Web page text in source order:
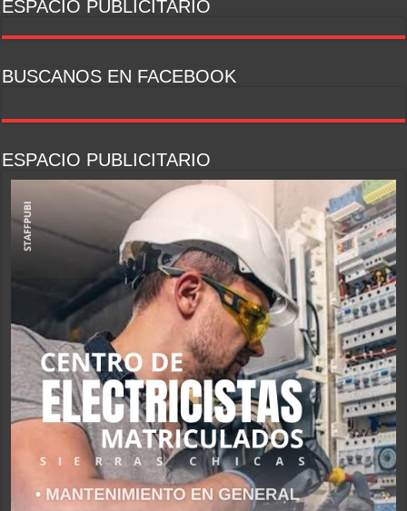
ESPACIO PUBLICITARIO
BUSCANOS EN FACEBOOK
ESPACIO PUBLICITARIO